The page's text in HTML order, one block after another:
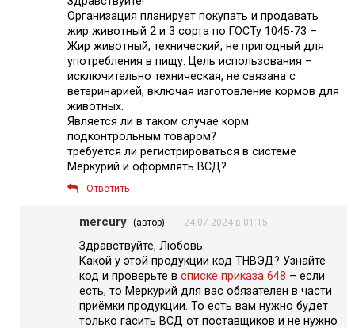
Организация планирует покупать и продавать
жир животный 2 и 3 сорта по ГОСТу 1045-73 –
Жир животный, технический, не пригодный для
употребления в пищу. Цель использования –
исключительно техническая, не связана с
ветеринарией, включая изготовление кормов для
животных.
Является ли в таком случае корм
подконтрольным товаром?
требуется ли регистрироваться в системе
Меркурий и оформлять ВСД?
Ответить
mercury (автор) 24.07.2024 в 01:15
Здравствуйте, Любовь.
Какой у этой продукции код ТНВЭД? Узнайте
код и проверьте в списке приказа 648 – если
есть, то Меркурий для вас обязателен в части
приёмки продукции. То есть вам нужно будет
только гасить ВСД от поставщиков и не нужно